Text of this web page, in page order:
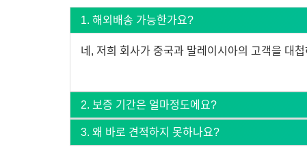
1. 해외배송 가능한가요?
네, 저희 회사가 중국과 말레이시아의 고객을 대
2. 보증 기간은 얼마정도에요?
3. 왜 바로 견적하지 못하나요?